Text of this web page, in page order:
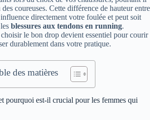
coureuses. Cette différence de hauteur entre
directement votre foulée et peut soit
blessures aux tendons en running.
le bon drop devient essentiel pour courir
durablement dans votre pratique.
des matières
pourquoi est-il crucial pour les femmes qui